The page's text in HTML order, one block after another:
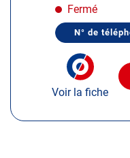
Fermé
N° de
Voir la fiche